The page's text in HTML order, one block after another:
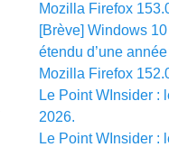
Mozilla Firefox
[Brève] Windows
étendu d’une
Mozilla Firefox
Le Point WInsider :
2026.
Le Point WInsider :